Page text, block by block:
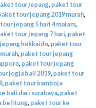
tour jepang, paket tour
tour jepang 2019 murah,
jepang 5 hari 4 malam,
tour jepang 7 hari, paket
hokkaido, paket tour
, paket tour jepang
, paket tour jepang
jogja bali 2019, paket tour
, paket tour kamboja
bali dari surabaya, paket
belitung, paket tour ke